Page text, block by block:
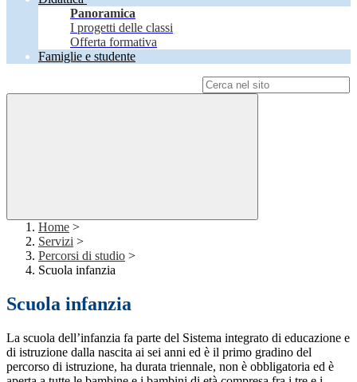
Panoramica
I progetti delle classi
Offerta formativa
Famiglie e studente
Home >
Servizi >
Percorsi di studio >
Scuola infanzia
Scuola infanzia
La scuola dell’infanzia fa parte del Sistema integrato di educazione e
di istruzione dalla nascita ai sei anni ed è il primo gradino del
percorso di istruzione, ha durata triennale, non è obbligatoria ed è